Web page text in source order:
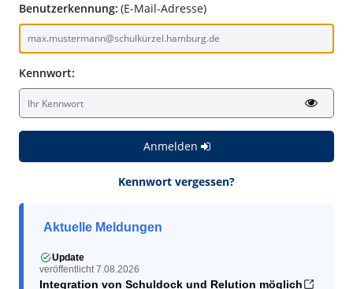
Benutzerkennung: (E-Mail-Adresse)
Kennwort:
Anmelden
Kennwort vergessen?